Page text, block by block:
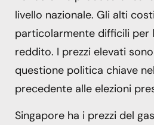
livello nazionale. Gli alti
particolarmente difficili per
reddito. I prezzi elevati
questione politica chiave
precedente alle elezioni
Singapore ha i prezzi del